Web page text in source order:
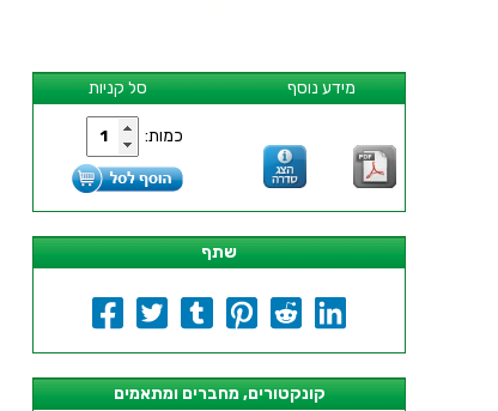
סל קניות מידע נוסף
כמות:
שתף
קונקטורים, מחברים ומתאמים